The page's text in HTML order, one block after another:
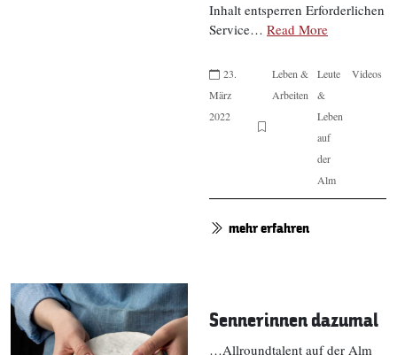
Inhalt entsperren Erforderlichen
Service… Read More
23.
März
2022
Leben &
Arbeiten
Leute
&
Leben
auf
der
Alm
Videos
mehr erfahren
Sennerinnen dazumal
…Allroundtalent auf der Alm